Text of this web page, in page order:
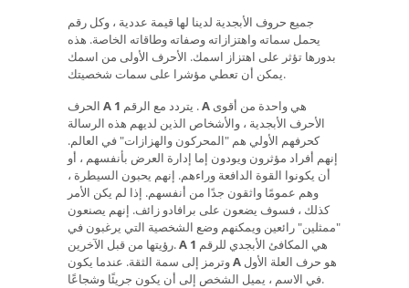
جميع حروف الأبجدية لدينا لها قيمة عددية ، وكل رقم
يحمل سماته واهتزازاته وصفاته وطاقاته الخاصة. هذه
بدورها تؤثر على اهتزاز اسمك. الأحرف الأولى من اسمك
يمكن أن تعطي مؤشرا على سمات شخصيتك.
A يتردد مع الرقم 1 .A
الأحرف الأبجدية ، والأشخاص الذين لديهم هذه الرسالة
كحرفهم الأولي هم "المحركون والهزازات" في العالم.
إنهم أفراد مؤثرون ويودون إما إدارة العرض بأنفسهم ، أو
أن يكونوا القوة الدافعة وراءهم. إنهم يحبون السيطرة ،
وهم عمومًا واثقون جدًا من أنفسهم. إذا لم يكن الأمر
كذلك ، فسوف يضعون على برافادو زائف. إنهم يصنعون
"ممثلين" رائعين ويمكنهم وضع الشخصية التي يرغبون في
رؤيتها من قبل الآخرين.A هي المكافئ الأبجدي للرقم 1
A
في الاسم ، يميل الشخص إلى أن يكون جريئًا وشجاعًا.